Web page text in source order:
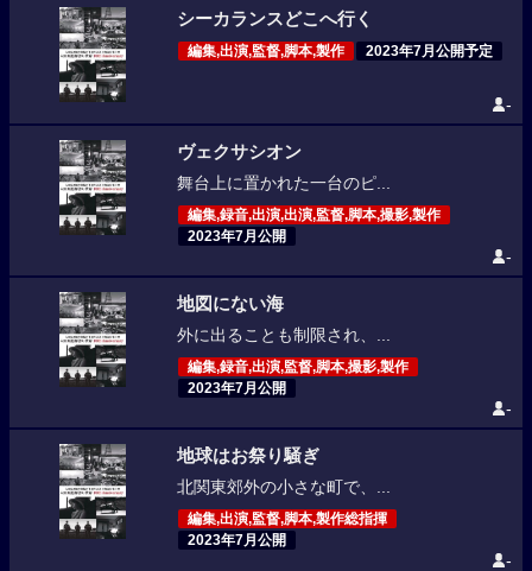
シーカランスどこへ行く
編集,出演,監督,脚本,製作 2023年7月公開予定
-
ヴェクサシオン
舞台上に置かれた一台のピ...
編集,録音,出演,出演,監督,脚本,撮影,製作
2023年7月公開
-
地図にない海
外に出ることも制限され、...
編集,録音,出演,監督,脚本,撮影,製作
2023年7月公開
-
地球はお祭り騒ぎ
北関東郊外の小さな町で、...
編集,出演,監督,脚本,製作総指揮
2023年7月公開
-